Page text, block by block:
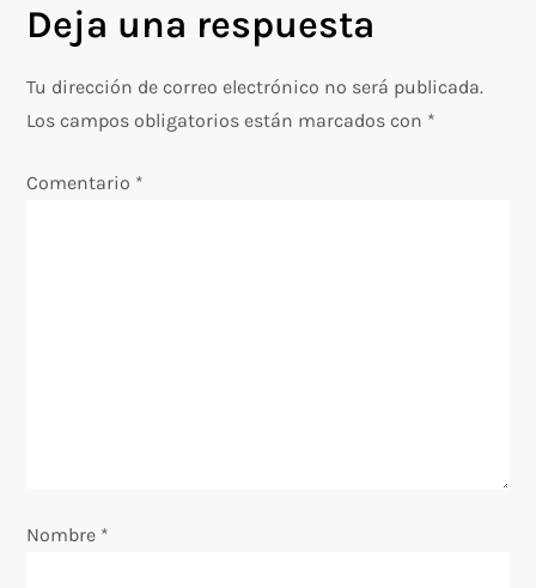
g
a
n
Deja una respuesta
Tu dirección de correo electrónico no será publicada.
Los campos obligatorios están marcados con *
Comentario *
Nombre *